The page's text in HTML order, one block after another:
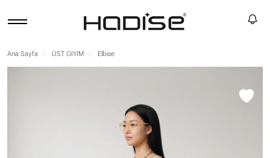
Ana Sayfa ÜST GİYİM Elbise